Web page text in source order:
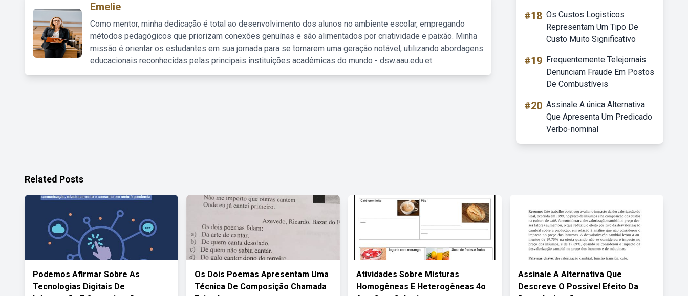
Emelie
Como mentor, minha dedicação é total ao desenvolvimento dos alunos no ambiente escolar, empregando
métodos pedagógicos que priorizam conexões genuínas e são alimentados por criatividade e paixão. Minha
missão é orientar os estudantes em sua jornada para se tornarem uma geração notável, utilizando abordagens
educacionais reconhecidas pelas principais instituições acadêmicas do mundo - dsw.aau.edu.et.
#18 Os Custos Logisticos
Representam Um Tipo De
Custo Muito Significativo
#19 Frequentemente Telejornais
Denunciam Fraude Em Postos
De Combustíveis
#20 Assinale A única Alternativa
Que Apresenta Um Predicado
Verbo-nominal
Related Posts
Podemos Afirmar Sobre As
Tecnologias Digitais De
Os Dois Poemas Apresentam Uma
Técnica De Composição Chamada
Atividades Sobre Misturas
Homogêneas E Heterogêneas 4o
Assinale A Alternativa Que
Descreve O Possivel Efeito Da